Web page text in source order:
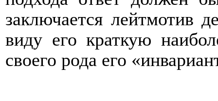
заключается лейтмотив
виду его краткую
своего рода его